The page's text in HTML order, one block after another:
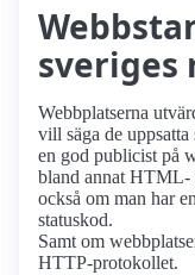
sveriges
Webbplatserna
vill säga de
en god publicist på
bland annat HTML-
också om man har
statuskod.
Samt om
HTTP-protokollet.